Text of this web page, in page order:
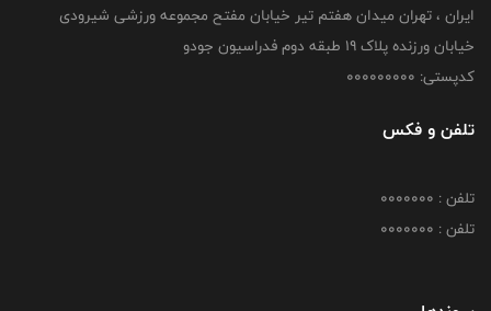
ایران ، تهران میدان هفتم تیر خیابان مفتح مجموعه ورزشی شیرودی
خیابان ورزنده پلاک ۱۹ طبقه دوم فدراسیون جودو
کدپستی: 000000000
تلفن و فکس
تلفن : 0000000
تلفن : 0000000